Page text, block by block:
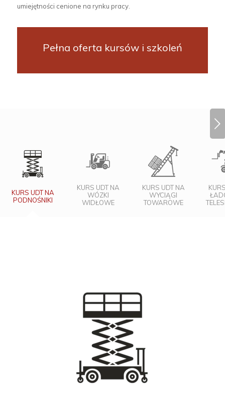
umiejętności cenione na rynku pracy.
Pełna oferta kursów i szkoleń
KURS UDT NA
PODNOŚNIKI
KURS UDT NA
WÓZKI
WIDŁOWE
KURS UDT NA
WYCIĄGI
TOWAROWE